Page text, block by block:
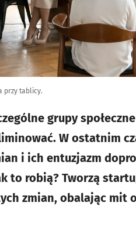
przy tablicy.
grupy
W ostatnim
i ich entuzjazm
to robią? Tworzą
zmian, obalając mit